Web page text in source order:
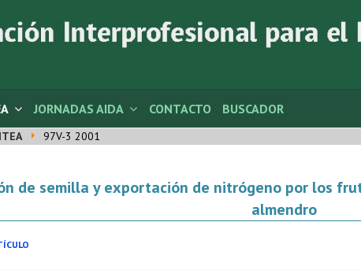
JORNADAS AIDA CONTACTO BUSCADOR
97V-3 2001
de semilla y exportación de nitrógeno por los
almendro